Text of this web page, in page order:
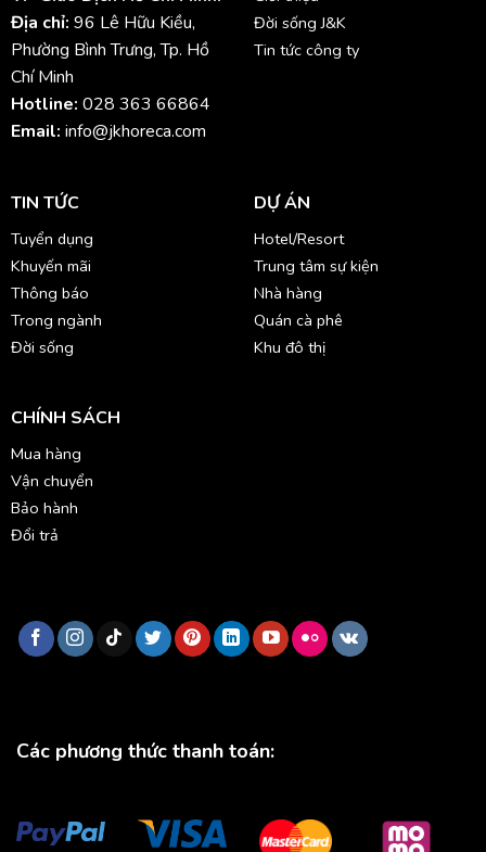
Địa chỉ: 96 Lê Hữu Kiều,
Phường Bình Trưng, Tp. Hồ
Chí Minh
Hotline: 028 363 66864
Email: info@jkhoreca.com
Đời sống J&K
Tin tức công ty
TIN TỨC
Tuyển dụng
Khuyến mãi
Thông báo
Trong ngành
Đời sống
DỰ ÁN
Hotel/Resort
Trung tâm sự kiện
Nhà hàng
Quán cà phê
Khu đô thị
CHÍNH SÁCH
Mua hàng
Vận chuyển
Bảo hành
Đổi trả
Các phương thức thanh toán: